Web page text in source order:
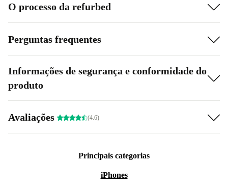
O processo da refurbed
Perguntas frequentes
Informações de segurança e conformidade do
produto
Avaliações (4.6)
Principais categorias
iPhones